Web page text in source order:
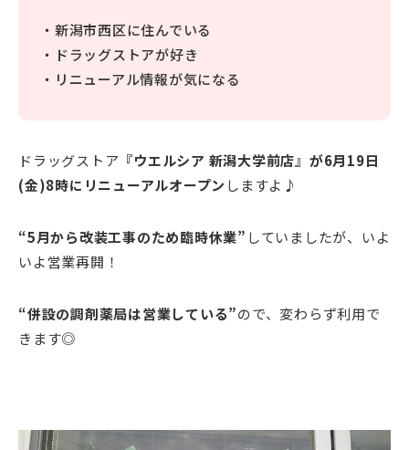
・新潟市西区に住んでいる
・ドラッグストアが好き
・リニューアル情報が気になる
ドラッグストア 『ウエルシア 新潟大学前店』が6月19日
(金)8時にリニューアルオープン しますよ♪
“5月から改装工事のため臨時休業” していましたが、いよ
いよ営業再開！
“併設の調剤薬局は営業している”ので、変わらず利用で
きます◎